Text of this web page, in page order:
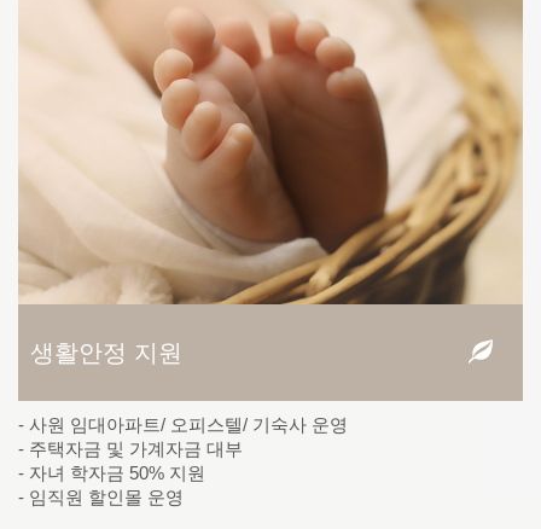
생활안정 지원
- 사원 임대아파트/ 오피스텔/ 기숙사 운영
- 주택자금 및 가계자금 대부
- 자녀 학자금 50% 지원
- 임직원 할인몰 운영